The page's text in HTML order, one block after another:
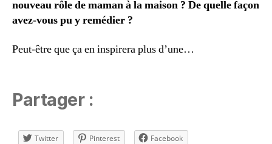
nouveau rôle de maman à la maison ? De quelle façon
avez-vous pu y remédier ?
Peut-être que ça en inspirera plus d’une…
Partager :
Twitter Pinterest Facebook